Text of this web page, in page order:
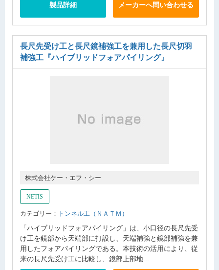
製品詳細 メーカーへ問い合わせる
長尺先受け工と長尺鏡補強工を兼用した長尺切羽
補強工 『ハイブリッドフォアパイリング』
株式会社ケー・エフ・シー
NETIS
カテゴリー： トンネル工（ＮＡＴＭ）
「ハイブリッドフォアパイリング」は、小口径の長尺先受
け工を鏡部から天端部に打設し、天端補強と鏡部補強を兼
用したフォアパイリングである。本技術の活用により、従
来の長尺先受け工に比較し、鏡部上部地...